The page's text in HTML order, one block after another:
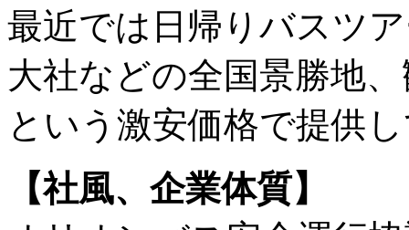
最近では日帰りバスツ
大社などの全国景勝地
という激安価格で提供
【社風、企業体質】